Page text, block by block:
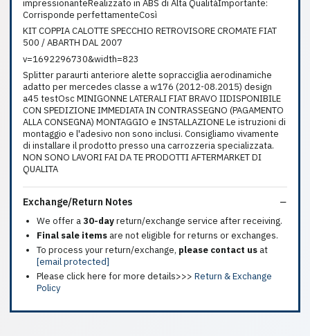
impressionanteRealizzato in ABS di Alta QualitàImportante:
Corrisponde perfettamenteCosì
KIT COPPIA CALOTTE SPECCHIO RETROVISORE CROMATE FIAT
500 / ABARTH DAL 2007
v=1692296730&width=823
Splitter paraurti anteriore alette sopracciglia aerodinamiche
adatto per mercedes classe a w176 (2012-08.2015) design
a45 testOsc MINIGONNE LATERALI FIAT BRAVO IIDISPONIBILE
CON SPEDIZIONE IMMEDIATA IN CONTRASSEGNO (PAGAMENTO
ALLA CONSEGNA) MONTAGGIO e INSTALLAZIONE Le istruzioni di
montaggio e l'adesivo non sono inclusi. Consigliamo vivamente
di installare il prodotto presso una carrozzeria specializzata.
NON SONO LAVORI FAI DA TE PRODOTTI AFTERMARKET DI
QUALITA
Exchange/Return Notes
We offer a30-dayreturn/exchange service after receiving.
Final sale items are not eligible for returns or exchanges.
To process your return/exchange, please contact us at
[email protected]
Please click here for more details>>> Return & Exchange
Policy